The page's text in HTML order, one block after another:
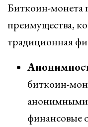
Биткоин-монета
преимущества,
традиционная
биткоин-
финансовые